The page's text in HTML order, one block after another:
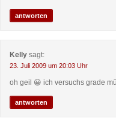
antworten
Kelly sagt:
23. Juli 2009 um 20:03 Uhr
oh geil 😀 ich versuchs grade
antworten